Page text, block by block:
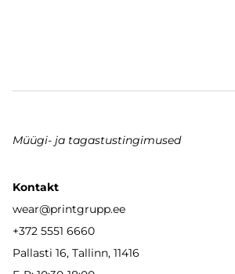
Müügi- ja tagastustingimused
Kontakt
wear@printgrupp.ee
+372 5551 6660
Pallasti 16, Tallinn, 11416